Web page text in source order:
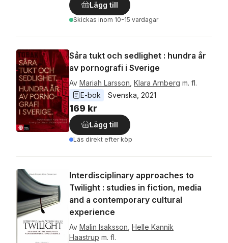
Lägg till
Skickas inom 10-15 vardagar
Såra tukt och sedlighet : hundra år
av pornografi i Sverige
Av Mariah Larsson Klara Arnberg m. fl.
E-bok
Svenska 2021
169 kr
Lägg till
Läs direkt efter köp
Interdisciplinary approaches to
Twilight : studies in fiction, media
and a contemporary cultural
experience
Av Malin Isaksson Helle Kannik
Haastrup m. fl.